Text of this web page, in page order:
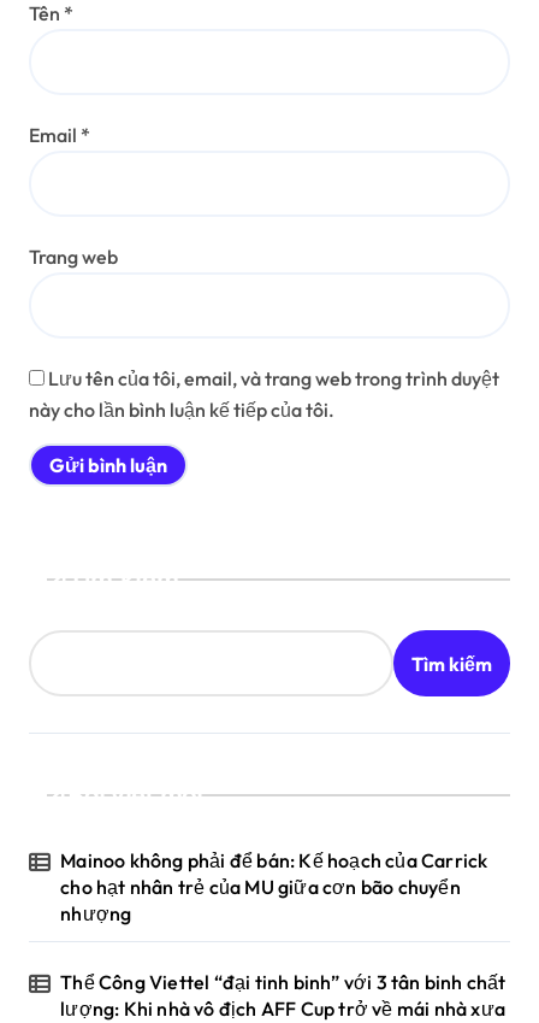
Tên *
Email *
Trang web
Lưu tên của tôi, email, và trang web trong trình duyệt
này cho lần bình luận kế tiếp của tôi.
Tìm kiếm
Tìm kiếm
Bài viết mới
Mainoo không phải để bán: Kế hoạch của Carrick
cho hạt nhân trẻ của MU giữa cơn bão chuyển
nhượng
Thể Công Viettel “đại tinh binh” với 3 tân binh chất
lượng: Khi nhà vô địch AFF Cup trở về mái nhà xưa